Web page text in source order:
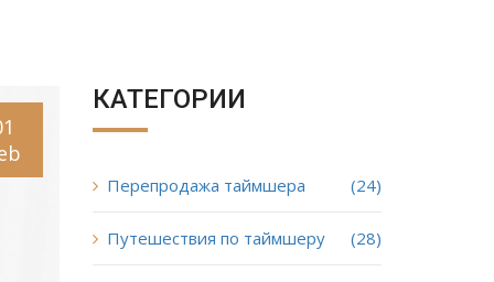
КАТЕГОРИИ
Перепродажа таймшера (24)
Путешествия по таймшеру (28)